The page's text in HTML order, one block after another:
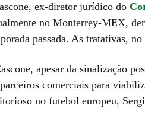
ex-diretor jurídico do
no Monterrey-MEX,
passada. As tratativas,
apesar da sinalização
comerciais para
no futebol europeu,